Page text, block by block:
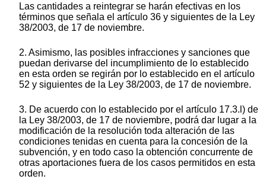
Las cantidades a reintegrar se harán efectivas en los
términos que señala el artículo 36 y siguientes de la Ley
38/2003, de 17 de noviembre.
2. Asimismo, las posibles infracciones y sanciones que
puedan derivarse del incumplimiento de lo establecido
en esta orden se regirán por lo establecido en el artículo
52 y siguientes de la Ley 38/2003, de 17 de noviembre.
3. De acuerdo con lo establecido por el artículo 17.3.l) de
la Ley 38/2003, de 17 de noviembre, podrá dar lugar a la
modificación de la resolución toda alteración de las
condiciones tenidas en cuenta para la concesión de la
subvención, y en todo caso la obtención concurrente de
otras aportaciones fuera de los casos permitidos en esta
orden.